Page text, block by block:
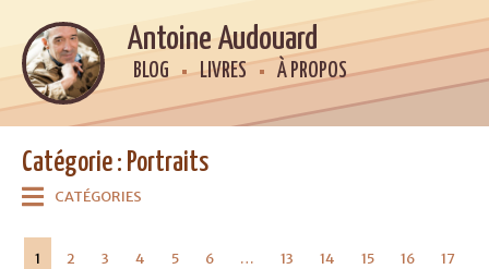
Antoine Audouard
BLOG LIVRES À PROPOS
Catégorie : Portraits
CATÉGORIES
1 2 3 4 5 6 … 13 14 15 16 17